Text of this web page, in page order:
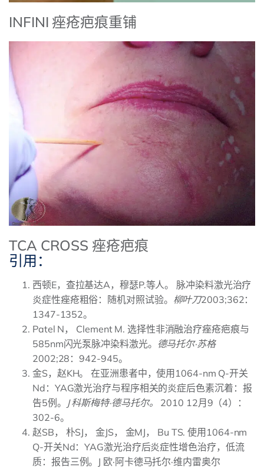
INFINI 痤疮疤痕重铺
TCA CROSS 痤疮疤痕
引用：
西顿E，查拉基达A，穆瑟P.等人。 脉冲染料激光治疗
炎症性痤疮粗俗：随机对照试验。 柳叶刀2003;362：
1347-1352。
Patel N， Clement M. 选择性非消融治疗痤疮疤痕与
585nm闪光泵脉冲染料激光。 德马托尔·苏格
2002;28：942-945。
金S，赵KH。 在亚洲患者中，使用1064-nm Q-开关
Nd：YAG激光治疗与程序相关的炎症后色素沉着：报
告5例。
J 科斯梅特·德马托尔。
2010 12月9（4）：
302-6。
赵SB， 朴SJ， 金JS， 金MJ， Bu TS. 使用1064-nm
Q-开关Nd：YAG激光治疗后炎症性增色治疗，低流
质：报告三例。J 欧·阿卡德马托尔·维内雷奥尔